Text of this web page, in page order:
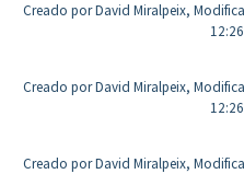
Creado por David Miralpeix,
Creado por David Miralpeix,
Creado por David Miralpeix,